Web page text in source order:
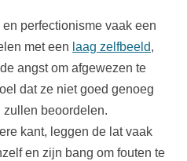
perfectionisme vaak een
met een laag zelfbeeld,
angst om afgewezen te
dat ze niet goed genoeg
zullen beoordelen.
kant, leggen de lat vaak
en zijn bang om fouten te